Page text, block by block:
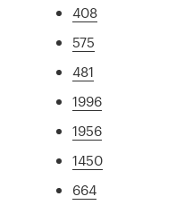
408
575
481
1996
1956
1450
664